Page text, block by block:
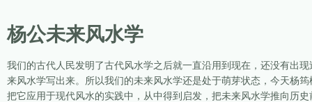
杨公未来风水学
我们的古代人民发明了古代风水学之后就一直沿用到现在，还没有出
来风水学写出来。所以我们的未来风水学还是处于萌芽状态，今天杨
把它应用于现代风水的实践中，从中得到启发，把未来风水学推向历